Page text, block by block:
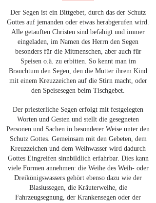
Der Segen ist ein Bittgebet, durch das der Schutz
Gottes auf jemanden oder etwas herabgerufen wird.
Alle getauften Christen sind befähigt und immer
eingeladen, im Namen des Herrn den Segen
besonders für die Mitmenschen, aber auch für
Speisen o.ä. zu erbitten. So kennt man im
Brauchtum den Segen, den die Mutter ihrem Kind
mit einem Kreuzzeichen auf die Stirn macht, oder
den Speisesegen beim Tischgebet.
Der priesterliche Segen erfolgt mit festgelegten
Worten und Gesten und stellt die gesegneten
Personen und Sachen in besonderer Weise unter den
Schutz Gottes. Gemeinsam mit den Gebeten, dem
Kreuzzeichen und dem Weihwasser wird dadurch
Gottes Eingreifen sinnbildlich erfahrbar. Dies kann
viele Formen annehmen: die Weihe des Weih- oder
Dreikönigswassers gehört ebenso dazu wie der
Blasiussegen, die Kräuterweihe, die
Fahrzeugsegnung, der Krankensegen oder der